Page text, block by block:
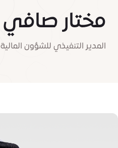
مختار صافي
المدير التنفيذي للشؤون المالية